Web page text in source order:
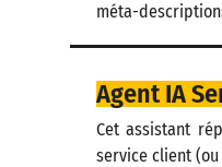
méta-
Agent IA
Cet assistant
service client